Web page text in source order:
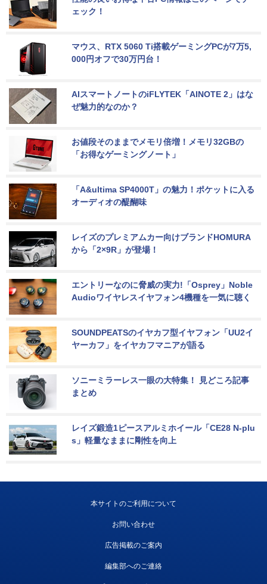
ェック！
マウス、RTX 5060 Ti搭載ゲーミングPCが7万5,
000円オフで30万円台！
AIスマートノートのiFLYTEK「AINOTE 2」はな
ぜ魅力的なのか？
お値段そのままでメモリ倍増！メモリ32GBの
「お得なゲーミングノート」
「A&ultima SP4000T」の魅力！ポケットに入る
オーディオの醍醐味
レイズのプレミアムカー向けブランドHOMURA
から「2×9R」が登場！
エントリーなのに脅威の実力!「Osprey」Noble
Audioワイヤレスイヤフォン4機種を一気に聴く
SOUNDPEATSのイヤカフ型イヤフォン「UU2イ
ヤーカフ」をイヤカフマニアが語る
ソニーミラーレス一眼の大特集！ 見どころ記事
まとめ
レイズ鍛造1ピースアルミホイール「CE28 N-plu
s」軽量なままに剛性を向上
本サイトのご利用について
お問い合わせ
広告掲載のご案内
編集部へのご連絡